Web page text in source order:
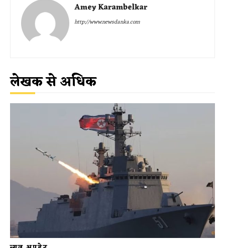
Amey Karambelkar
http://www.newsdanka.com
लेखक से अधिक